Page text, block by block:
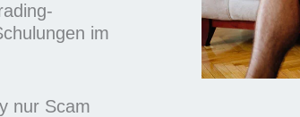
im
nur Scam